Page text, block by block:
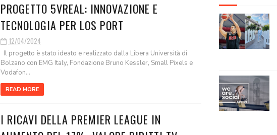
PROGETTO 5VREAL: INNOVAZIONE E
TECNOLOGIA PER LOS PORT
12/04/2024
Il progetto è stato ideato e realizzato dalla Libera Università di
Bolzano con EMG Italy, Fondazione Bruno Kessler, Small Pixels e
Vodafon...
READ MORE
I RICAVI DELLA PREMIER LEAGUE IN